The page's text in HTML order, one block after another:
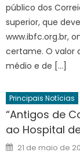
público dos
superior, que
www.ibfc.org.br,
certame. O valor
médio e de […]
Principais Notícias
“Antigos de
ao Hospital
Posted
on
21 de maio de